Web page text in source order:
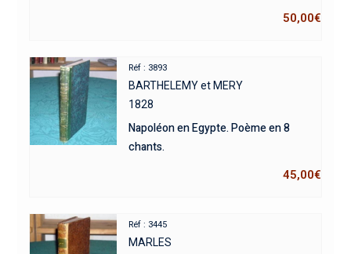
50,00€
Réf : 3893
BARTHELEMY et MERY
1828
Napoléon en Egypte. Poème en 8
chants.
45,00€
Réf : 3445
MARLES